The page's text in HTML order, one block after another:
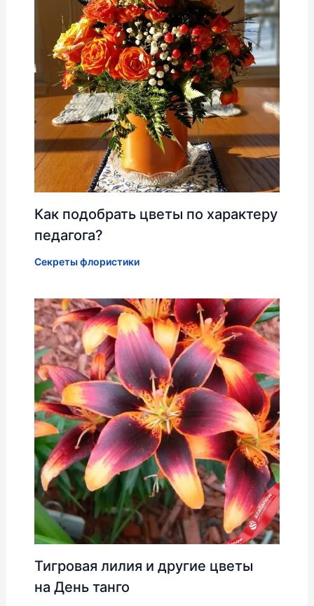
Как подобрать цветы по характеру
педагога?
Секреты флористики
Тигровая лилия и другие цветы
на День танго